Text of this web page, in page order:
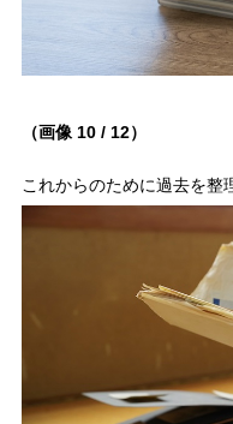
（画像 10 / 12）
これからのために過去を整